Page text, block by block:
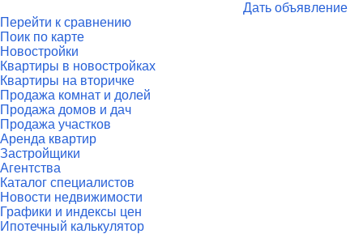
Дать объявление
Перейти к сравнению
Поик по карте
Новостройки
Квартиры в новостройках
Квартиры на вторичке
Продажа комнат и долей
Продажа домов и дач
Продажа участков
Аренда квартир
Застройщики
Агентства
Каталог специалистов
Новости недвижимости
Графики и индексы цен
Ипотечный калькулятор